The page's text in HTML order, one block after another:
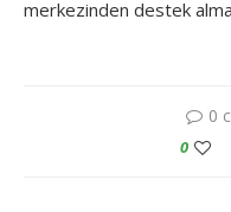
merkezinden destek
0
0